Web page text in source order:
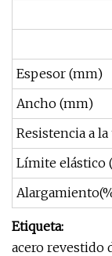
Espesor (mm)
Ancho (mm)
Resistencia a
Límite elástico
Etiqueta:
acero revestido